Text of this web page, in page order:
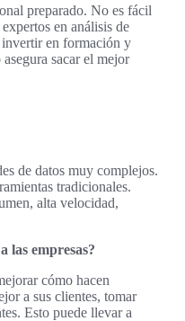
preparado. No es fácil
en análisis de
invertir en formación y
sacar el mejor
de datos muy complejos.
tradicionales.
alta velocidad,
las empresas?
cómo hacen
a sus clientes, tomar
Esto puede llevar a